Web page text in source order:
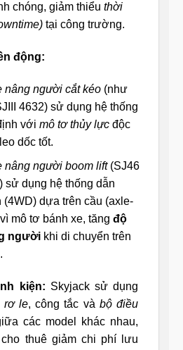
chóng, giảm thiểu thời
tại công trường.
động:
nâng người cắt kéo(như
4632) sử dụng hệ thống
với mô tơ thủy lựcđộc
dốc tốt.
nâng người boom lift(SJ46
sử dụng hệ thống dẫn
(4WD) dựa trên cầu (axle-
mô tơ bánh xe, tăng độ
ngườikhi di chuyển trên
kiện: Skyjack sử dụng
rơ le, công tắc và bộ điều
các model khác nhau,
thuê giảm chi phí lưu